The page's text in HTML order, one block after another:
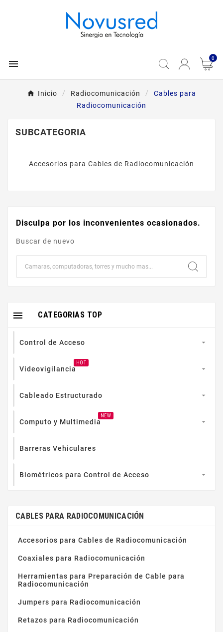
 0
Inicio Radiocomunicación
Cables para
Radiocomunicación
SUBCATEGORIA
Accesorios para Cables de Radiocomunicación
Disculpa por los inconvenientes ocasionados.
Buscar de nuevo
CATEGORIAS TOP

Control de Acceso 
Videovigilancia
HOT

Cableado Estructurado 
Computo y Multimedia
NEW

Barreras Vehiculares
Biométricos para Control de Acceso 
CABLES PARA RADIOCOMUNICACIÓN
Accesorios para Cables de Radiocomunicación
Coaxiales para Radiocomunicación
Herramientas para Preparación de Cable para
Radiocomunicación
Jumpers para Radiocomunicación
Retazos para Radiocomunicación